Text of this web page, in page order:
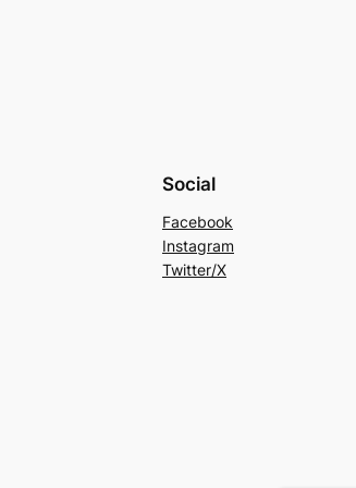
Social
Facebook
Instagram
Twitter/X